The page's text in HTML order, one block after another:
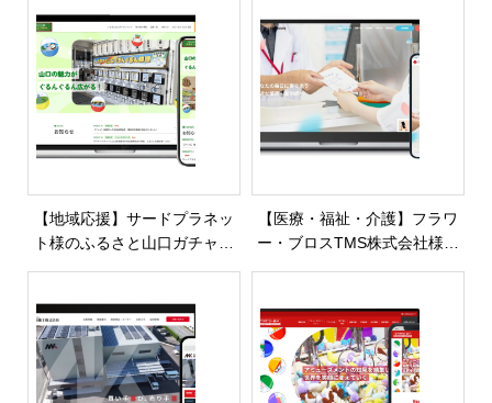
【地域応援】サードプラネッ
ト様のふるさと山口ガチャサ
イトを制作・公開しました
【医療・福祉・介護】フラワ
ー・ブロスTMS株式会社様の
ホームページを制作・公開し